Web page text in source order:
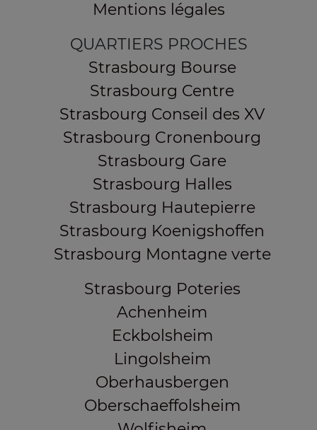
Mentions légales
QUARTIERS PROCHES
Strasbourg Bourse
Strasbourg Centre
Strasbourg Conseil des XV
Strasbourg Cronenbourg
Strasbourg Gare
Strasbourg Halles
Strasbourg Hautepierre
Strasbourg Koenigshoffen
Strasbourg Montagne verte
Strasbourg Poteries
Achenheim
Eckbolsheim
Lingolsheim
Oberhausbergen
Oberschaeffolsheim